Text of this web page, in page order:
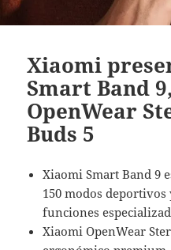
Xiaomi
Smart Band
OpenWear
Buds 5
Xiaomi Smart Band 9
150 modos deportivos
funciones
Xiaomi OpenWear